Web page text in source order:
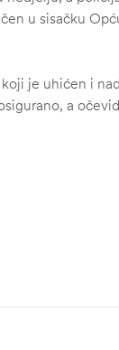
u sisačku
je uhićen i
a